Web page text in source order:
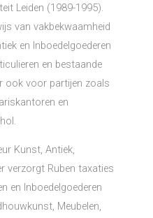
Leiden (1989-1995).
van vakbekwaamheid
en Inboedelgoederen
en bestaande
ook voor partijen zoals
en
Kunst, Antiek,
verzorgt Ruben taxaties
en Inboedelgoederen
Meubelen,